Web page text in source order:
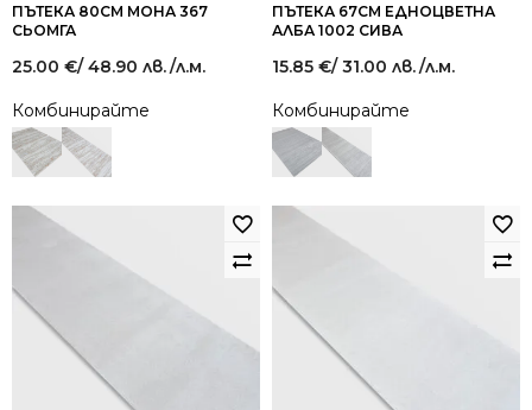
ПЪТЕКА 80СМ МОНА 367
СЬОМГА
25.00 €/ 48.90 лв./л.м.
Комбинирайте
ПЪТЕКА 67СМ ЕДНОЦВЕТНА
АЛБА 1002 СИВА
15.85 €/ 31.00 лв./л.м.
Комбинирайте